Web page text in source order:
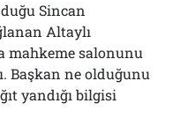
Sincan
Altaylı
mahkeme salonunu
Başkan ne olduğunu
yandığı bilgisi